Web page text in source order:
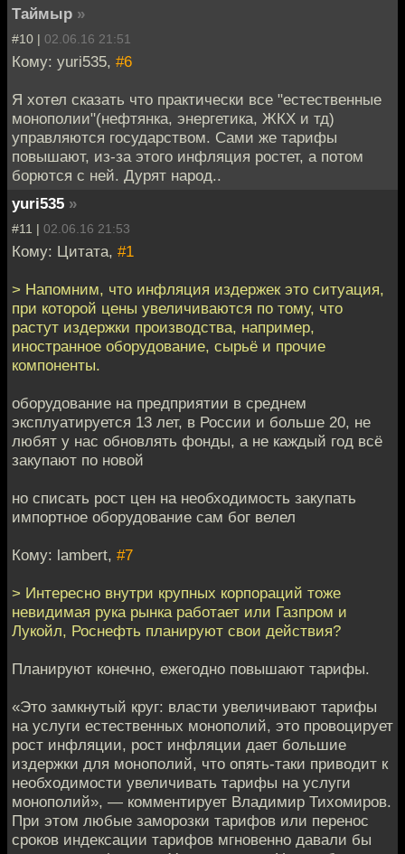
Таймыр »
#10 | 02.06.16 21:51
Кому: yuri535, #6
Я хотел сказать что практически все "естественные
монополии"(нефтянка, энергетика, ЖКХ и тд)
управляются государством. Сами же тарифы
повышают, из-за этого инфляция ростет, а потом
борются с ней. Дурят народ..
yuri535 »
#11 | 02.06.16 21:53
Кому: Цитата, #1
> Напомним, что инфляция издержек это ситуация,
при которой цены увеличиваются по тому, что
растут издержки производства, например,
иностранное оборудование, сырьё и прочие
компоненты.
оборудование на предприятии в среднем
эксплуатируется 13 лет, в России и больше 20, не
любят у нас обновлять фонды, а не каждый год всё
закупают по новой
но списать рост цен на необходимость закупать
импортное оборудование сам бог велел
Кому: lambert, #7
> Интересно внутри крупных корпораций тоже
невидимая рука рынка работает или Газпром и
Лукойл, Роснефть планируют свои действия?
Планируют конечно, ежегодно повышают тарифы.
«Это замкнутый круг: власти увеличивают тарифы
на услуги естественных монополий, это провоцирует
рост инфляции, рост инфляции дает большие
издержки для монополий, что опять-таки приводит к
необходимости увеличивать тарифы на услуги
монополий», — комментирует Владимир Тихомиров.
При этом любые заморозки тарифов или перенос
сроков индексации тарифов мгновенно давали бы